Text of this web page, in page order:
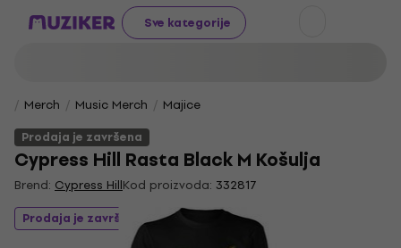
Sve kategorije
Merch Music Merch
Majice
Prodaja je završena
Cypress Hill Rasta Black M Košulja
Brend: Cypress HillKod proizvoda: 332817
Prodaja je završena